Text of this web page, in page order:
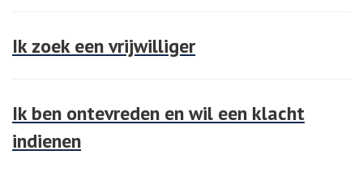
Ik zoek een vrijwilliger
Ik ben ontevreden en wil een klacht
indienen